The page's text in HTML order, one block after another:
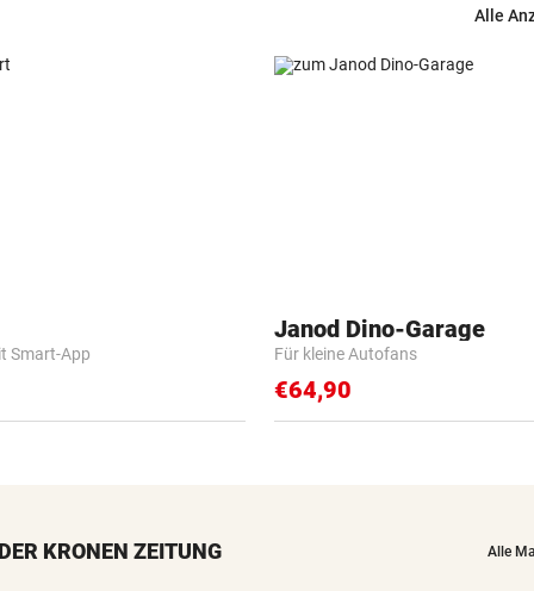
Alle
Smart-App
Janod Dino-Garage
Für kleine Autofans
€64,90
KRONEN ZEITUNG Alle